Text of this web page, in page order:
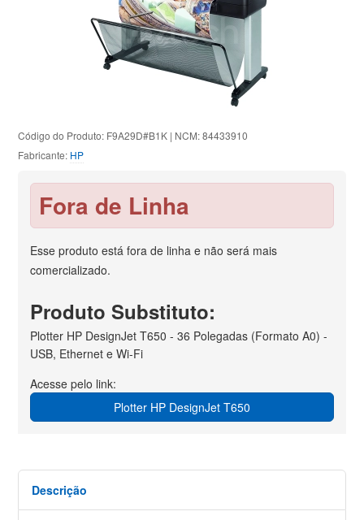
Código do Produto: F9A29D#B1K | NCM: 84433910
Fabricante: HP
Fora de Linha
Esse produto está fora de linha e não será mais
comercializado.
Produto Substituto:
Plotter HP DesignJet T650 - 36 Polegadas (Formato A0) -
USB, Ethernet e Wi-Fi
Acesse pelo link:
Plotter HP DesignJet T650
Descrição